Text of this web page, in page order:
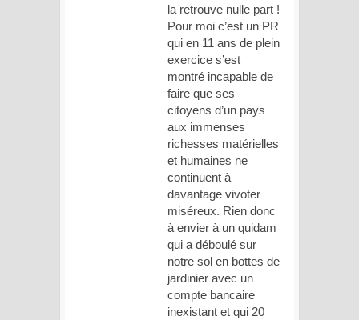
la retrouve nulle part !
Pour moi c’est un PR
qui en 11 ans de plein
exercice s’est
montré incapable de
faire que ses
citoyens d’un pays
aux immenses
richesses matérielles
et humaines ne
continuent à
davantage vivoter
miséreux. Rien donc
à envier à un quidam
qui a déboulé sur
notre sol en bottes de
jardinier avec un
compte bancaire
inexistant et qui 20